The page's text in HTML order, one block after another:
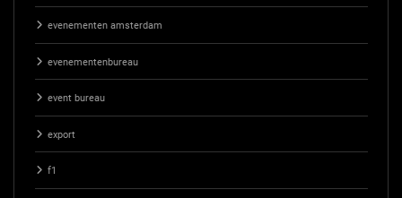
evenementen amsterdam
evenementenbureau
event bureau
export
f1